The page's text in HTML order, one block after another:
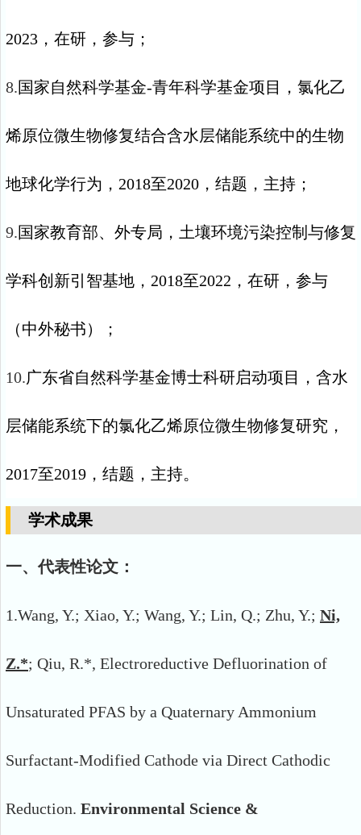
2023 ，在研，参与；
8.国家自然科学基金-青年科学基金项目，氯化乙
烯原位微生物修复结合含水层储能系统中的生物
地球化学行为， 2018至2020 ，结题，主持；
9.国家教育部、外专局，土壤环境污染控制与修复
学科创新引智基地， 2018至2022 ，在研，参与
（中外秘书）；
10.广东省自然科学基金博士科研启动项目，含水
层储能系统下的氯化乙烯原位微生物修复研究，
2017至2019 ，结题，主持。
学术成果
一、代表性论文：
1.Wang, Y.; Xiao, Y.; Wang, Y.; Lin, Q.; Zhu, Y.; Ni,
Z.*; Qiu, R.*, Electroreductive Defluorination of
Unsaturated PFAS by a Quaternary Ammonium
Surfactant-Modified Cathode via Direct Cathodic
Reduction. Environmental Science &